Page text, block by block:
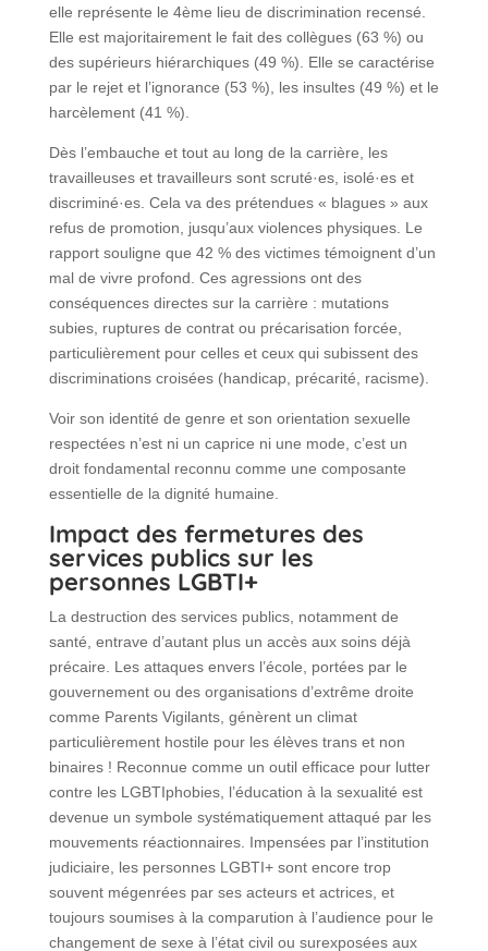
elle représente le 4ème lieu de discrimination recensé.
Elle est majoritairement le fait des collègues (63 %) ou
des supérieurs hiérarchiques (49 %). Elle se caractérise
par le rejet et l’ignorance (53 %), les insultes (49 %) et le
harcèlement (41 %).
Dès l’embauche et tout au long de la carrière, les
travailleuses et travailleurs sont scruté·es, isolé·es et
discriminé·es. Cela va des prétendues « blagues » aux
refus de promotion, jusqu’aux violences physiques. Le
rapport souligne que 42 % des victimes témoignent d’un
mal de vivre profond. Ces agressions ont des
conséquences directes sur la carrière : mutations
subies, ruptures de contrat ou précarisation forcée,
particulièrement pour celles et ceux qui subissent des
discriminations croisées (handicap, précarité, racisme).
Voir son identité de genre et son orientation sexuelle
respectées n’est ni un caprice ni une mode, c’est un
droit fondamental reconnu comme une composante
essentielle de la dignité humaine.
Impact des fermetures des
services publics sur les
personnes LGBTI+
La destruction des services publics, notamment de
santé, entrave d’autant plus un accès aux soins déjà
précaire. Les attaques envers l’école, portées par le
gouvernement ou des organisations d’extrême droite
comme Parents Vigilants, génèrent un climat
particulièrement hostile pour les élèves trans et non
binaires ! Reconnue comme un outil efficace pour lutter
contre les LGBTIphobies, l’éducation à la sexualité est
devenue un symbole systématiquement attaqué par les
mouvements réactionnaires. Impensées par l’institution
judiciaire, les personnes LGBTI+ sont encore trop
souvent mégenrées par ses acteurs et actrices, et
toujours soumises à la comparution à l’audience pour le
changement de sexe à l’état civil ou surexposées aux